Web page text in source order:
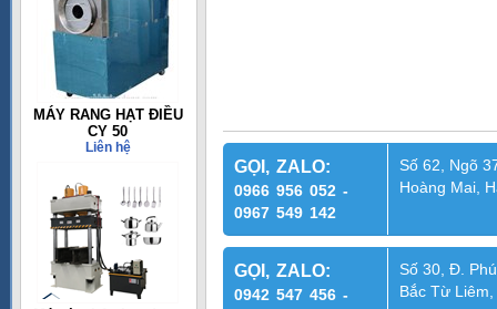
MÁY RANG HẠT ĐIỀU
CY 50
Liên hệ
GỌI, ZALO:
0966 956 052 -
0967 549 142
Số 62, Ngõ
Hoàng Mai,
GỌI, ZALO:
0942 547 456 -
Số 30, Đ.
Bắc Từ